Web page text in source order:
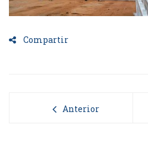
Compartir
Anterior